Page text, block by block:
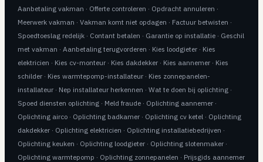
Aanbetaling vakman · Offerte controleren · Opdracht annuleren ·
Meerwerk vakman · Vakman komt niet opdagen · Factuur betwisten ·
Spoedtoeslag redelijk· Contant betalen · Garantie op installatie· Geschil
met vakman · Aanbetaling terugvorderen · Kies loodgieter· Kies
elektricien · Kies cv-monteur· Kies dakdekker· Kies aannemer· Kies
schilder· Kies warmtepomp-installateur· Kies zonnepanelen-
installateur· Nep installateur herkennen · Wat te doen bij oplichting·
Spoed diensten oplichting· Meld fraude· Oplichting aannemer·
Oplichting airco· Oplichting badkamer· Oplichting cv ketel · Oplichting
dakdekker· Oplichting elektricien · Oplichting installatiebedrijven ·
Oplichting keuken · Oplichting loodgieter· Oplichting slotenmaker·
Oplichting warmtepomp · Oplichting zonnepanelen · Prijsgids aannemer